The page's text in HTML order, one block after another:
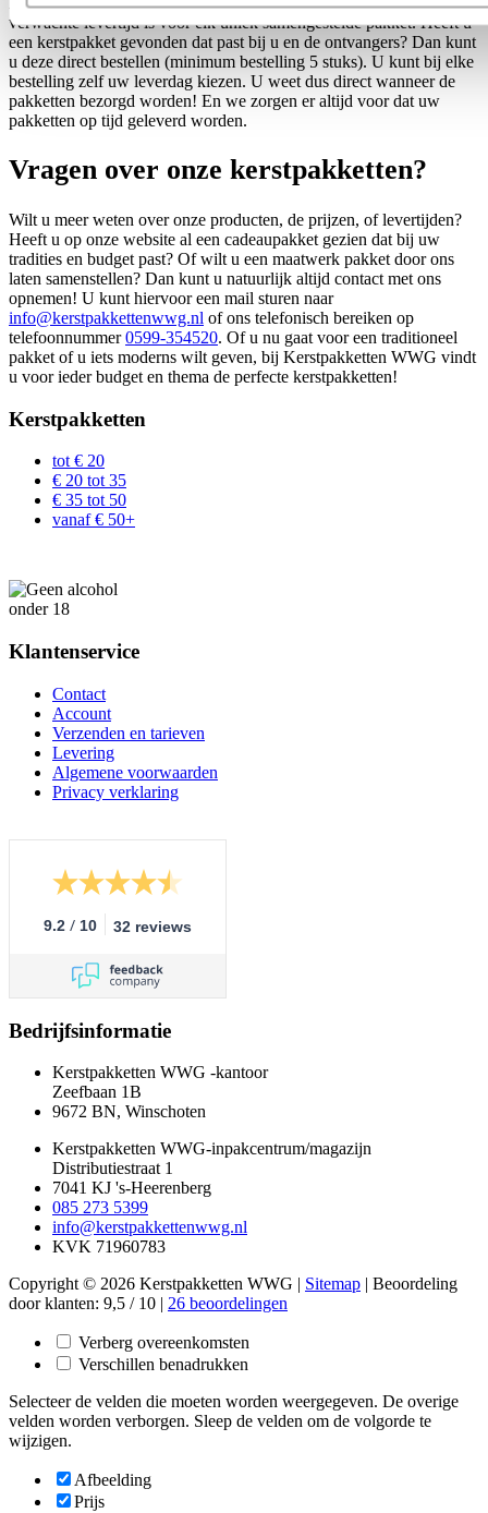
verwachte levertijd is voor elk uniek samengestelde pakket. Heeft u
een kerstpakket gevonden dat past bij u en de ontvangers? Dan kunt
u deze direct bestellen (minimum bestelling 5 stuks). U kunt bij elke
bestelling zelf uw leverdag kiezen. U weet dus direct wanneer de
pakketten bezorgd worden! En we zorgen er altijd voor dat uw
pakketten op tijd geleverd worden.
Vragen over onze kerstpakketten?
Wilt u meer weten over onze producten, de prijzen, of levertijden?
Heeft u op onze website al een cadeaupakket gezien dat bij uw
tradities en budget past? Of wilt u een maatwerk pakket door ons
laten samenstellen? Dan kunt u natuurlijk altijd contact met ons
opnemen! U kunt hiervoor een mail sturen naar
info@kerstpakkettenwwg.nl of ons telefonisch bereiken op
telefoonnummer0599-354520. Of u nu gaat voor een traditioneel
pakket of u iets moderns wilt geven, bij Kerstpakketten WWG vindt
u voor ieder budget en thema de perfecte kerstpakketten!
Kerstpakketten
tot € 20
€ 20 tot 35
€ 35 tot 50
vanaf € 50+
Klantenservice
Contact
Account
Verzenden en tarieven
Levering
Algemene voorwaarden
Privacy verklaring
9.2 / 10 32 reviews
Bedrijfsinformatie
Kerstpakketten WWG -kantoor
Zeefbaan 1B
9672 BN, Winschoten
Kerstpakketten WWG-inpakcentrum/magazijn
Distributiestraat 1
7041 KJ 's-Heerenberg
085 273 5399
info@kerstpakkettenwwg.nl
KVK 71960783
Copyright © 2026 Kerstpakketten WWG | Sitemap | Beoordeling
door klanten: 9,5 / 10 | 26 beoordelingen
Verberg overeenkomsten
Verschillen benadrukken
Selecteer de velden die moeten worden weergegeven. De overige
velden worden verborgen. Sleep de velden om de volgorde te
wijzigen.
Afbeelding
Prijs